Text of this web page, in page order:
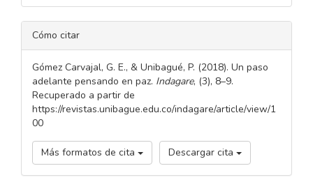
DETALLES
DEL
ARTÍCULO
Cómo citar
Gómez Carvajal, G. E., & Unibagué, P. (2018). Un paso
adelante pensando en paz. Indagare, (3), 8–9.
Recuperado a partir de
https://revistas.unibague.edu.co/indagare/article/view/1
00
Más formatos de cita Descargar cita